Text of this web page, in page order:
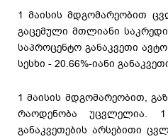
1 მაისის მდგომარეობით
გაცემული მთლიანი
საპროცენტო განაკვეთი
სესხი - 20.66%-იანი
1 მაისის მდგომარეობით,
რაოდენობა უცვლელია. 1
განაკვეთების არსებითი